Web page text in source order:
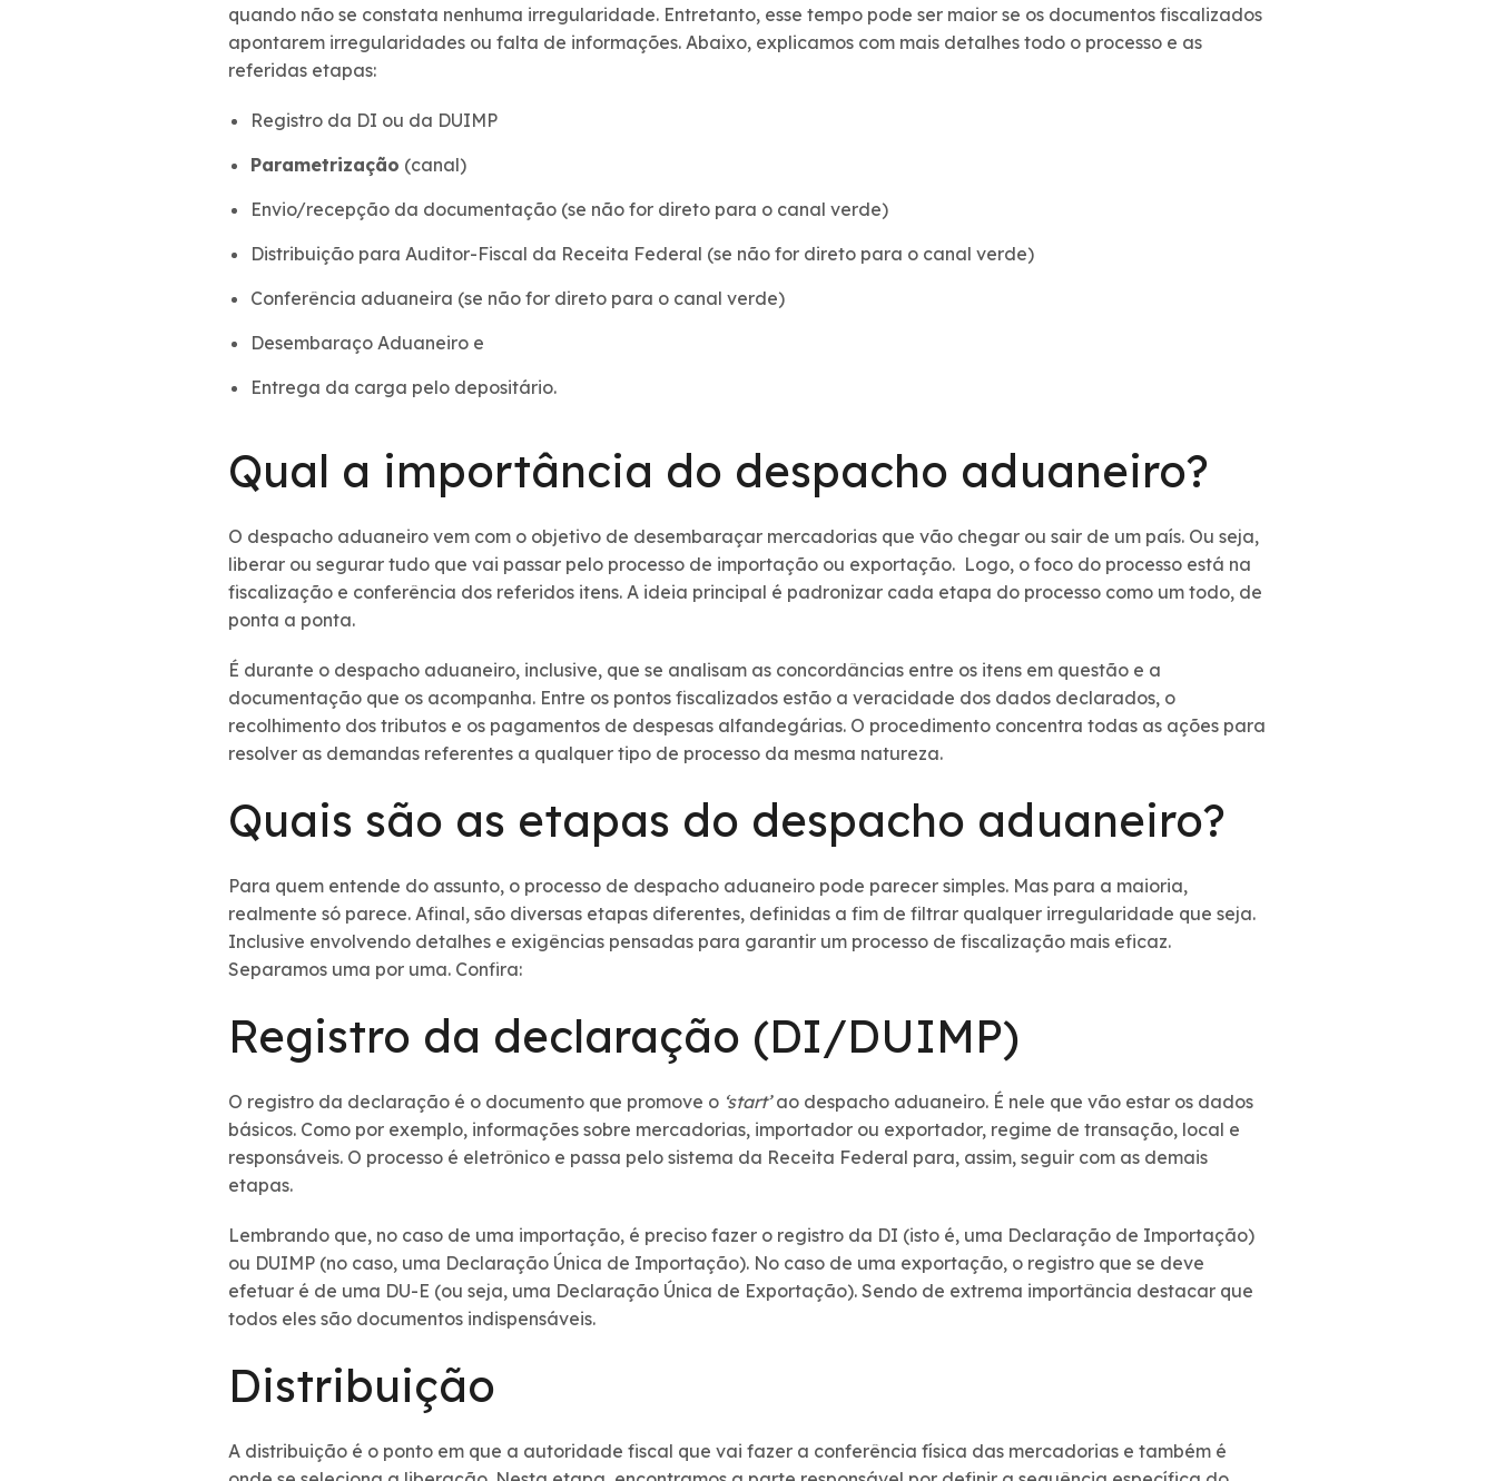
quando não se constata nenhuma irregularidade. Entretanto, esse tempo pode ser maior se os documentos fiscalizados
apontarem irregularidades ou falta de informações. Abaixo, explicamos com mais detalhes todo o processo e as
referidas etapas:
Registro da DI ou da DUIMP
Parametrização (canal)
Envio/recepção da documentação (se não for direto para o canal verde)
Distribuição para Auditor-Fiscal da Receita Federal (se não for direto para o canal verde)
Conferência aduaneira (se não for direto para o canal verde)
Desembaraço Aduaneiro e
Entrega da carga pelo depositário.
Qual a importância do despacho aduaneiro?
O despacho aduaneiro vem com o objetivo de desembaraçar mercadorias que vão chegar ou sair de um país. Ou seja,
liberar ou segurar tudo que vai passar pelo processo de importação ou exportação. Logo, o foco do processo está na
fiscalização e conferência dos referidos itens. A ideia principal é padronizar cada etapa do processo como um todo, de
ponta a ponta.
É durante o despacho aduaneiro, inclusive, que se analisam as concordâncias entre os itens em questão e a
documentação que os acompanha. Entre os pontos fiscalizados estão a veracidade dos dados declarados, o
recolhimento dos tributos e os pagamentos de despesas alfandegárias. O procedimento concentra todas as ações para
resolver as demandas referentes a qualquer tipo de processo da mesma natureza.
Quais são as etapas do despacho aduaneiro?
Para quem entende do assunto, o processo de despacho aduaneiro pode parecer simples. Mas para a maioria,
realmente só parece. Afinal, são diversas etapas diferentes, definidas a fim de filtrar qualquer irregularidade que seja.
Inclusive envolvendo detalhes e exigências pensadas para garantir um processo de fiscalização mais eficaz.
Separamos uma por uma. Confira:
Registro da declaração (DI/DUIMP)
O registro da declaração é o documento que promove o ‘start’ao despacho aduaneiro. É nele que vão estar os dados
básicos. Como por exemplo, informações sobre mercadorias, importador ou exportador, regime de transação, local e
responsáveis. O processo é eletrônico e passa pelo sistema da Receita Federal para, assim, seguir com as demais
etapas.
Lembrando que, no caso de uma importação, é preciso fazer o registro da DI (isto é, uma Declaração de Importação)
ou DUIMP (no caso, uma Declaração Única de Importação). No caso de uma exportação, o registro que se deve
efetuar é de uma DU-E (ou seja, uma Declaração Única de Exportação). Sendo de extrema importância destacar que
todos eles são documentos indispensáveis.
Distribuição
A distribuição é o ponto em que a autoridade fiscal que vai fazer a conferência física das mercadorias e também é